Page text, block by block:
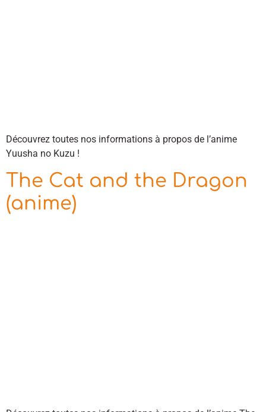
Découvrez toutes nos informations à propos de l’anime
Yuusha no Kuzu !
The Cat and the Dragon
(anime)